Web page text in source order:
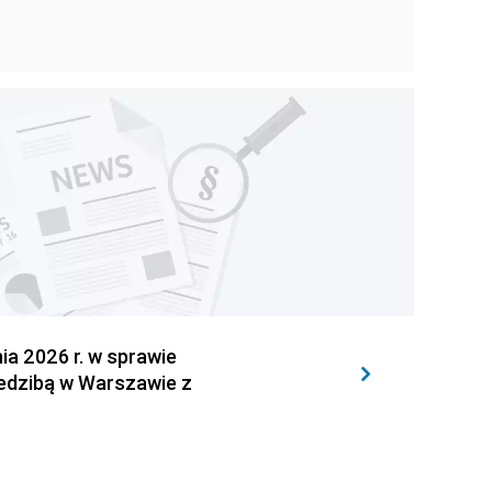
2026 r. w sprawie
w Warszawie z